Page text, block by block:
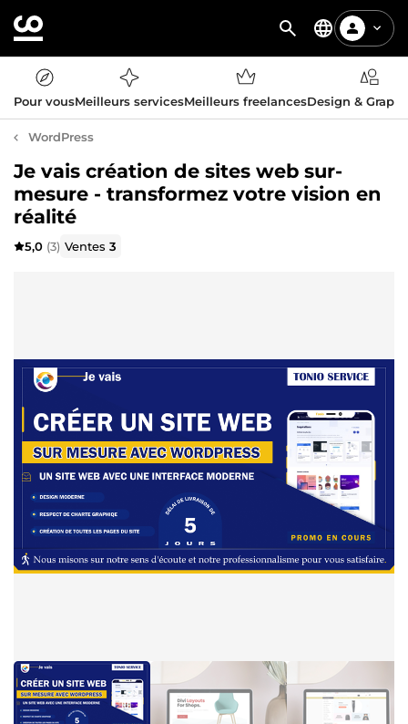
Pour vousMeilleurs servicesMeilleurs freelancesDesign &
WordPress
Je vais création de sites web sur-
mesure - transformez votre vision en
réalité
5,0 (3) Ventes3